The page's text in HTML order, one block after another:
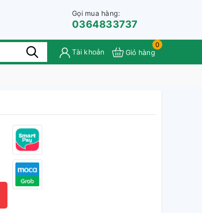
Gọi mua hàng:
0364833737
Tài khoản
0
Giỏ hàng